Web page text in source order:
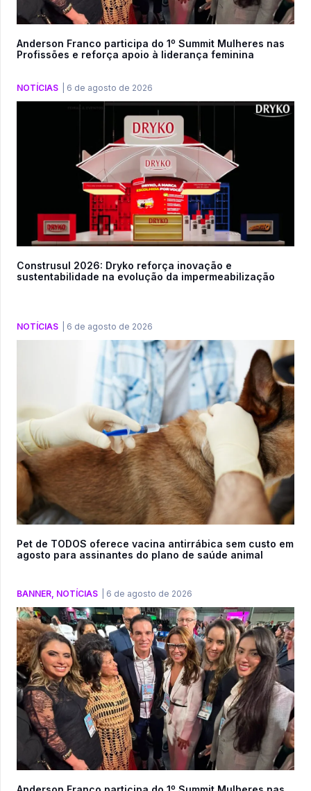
Anderson Franco participa do 1º Summit Mulheres nas
Profissões e reforça apoio à liderança feminina
NOTÍCIAS 6 de agosto de 2026
Construsul 2026: Dryko reforça inovação e
sustentabilidade na evolução da impermeabilização
NOTÍCIAS 6 de agosto de 2026
Pet de TODOS oferece vacina antirrábica sem custo em
agosto para assinantes do plano de saúde animal
BANNER, NOTÍCIAS 6 de agosto de 2026